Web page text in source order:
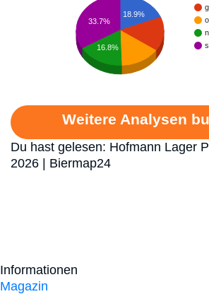
18.9%
33.7%
16.8%
Weitere Analysen
Du hast gelesen: Hofmann Lager
2026 | Biermap24
Informationen
Magazin